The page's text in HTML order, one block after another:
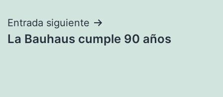
Entrada siguiente
La Bauhaus cumple 90 años